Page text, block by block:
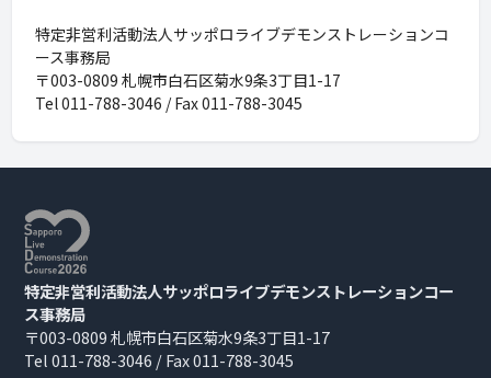
特定非営利活動法人サッポロライブデモンストレーションコ
ース事務局
〒003-0809 札幌市白石区菊水9条3丁目1-17
Tel 011-788-3046 / Fax 011-788-3045
特定非営利活動法人サッポロライブデモンストレーションコー
ス事務局
〒003-0809 札幌市白石区菊水9条3丁目1-17
Tel 011-788-3046 / Fax 011-788-3045